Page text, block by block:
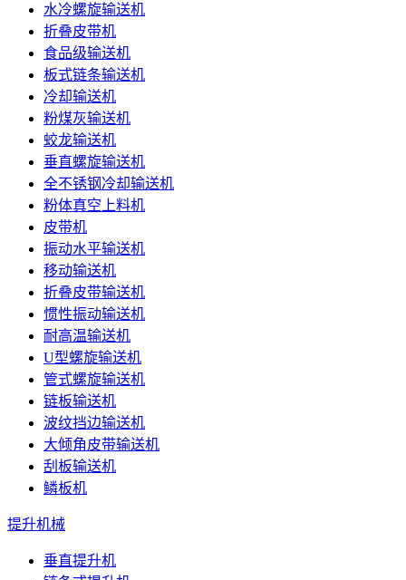
水冷螺旋输送机
折叠皮带机
食品级输送机
板式链条输送机
冷却输送机
粉煤灰输送机
蛟龙输送机
垂直螺旋输送机
全不锈钢冷却输送机
粉体真空上料机
皮带机
振动水平输送机
移动输送机
折叠皮带输送机
惯性振动输送机
耐高温输送机
U型螺旋输送机
管式螺旋输送机
链板输送机
波纹挡边输送机
大倾角皮带输送机
刮板输送机
鳞板机
提升机械
垂直提升机